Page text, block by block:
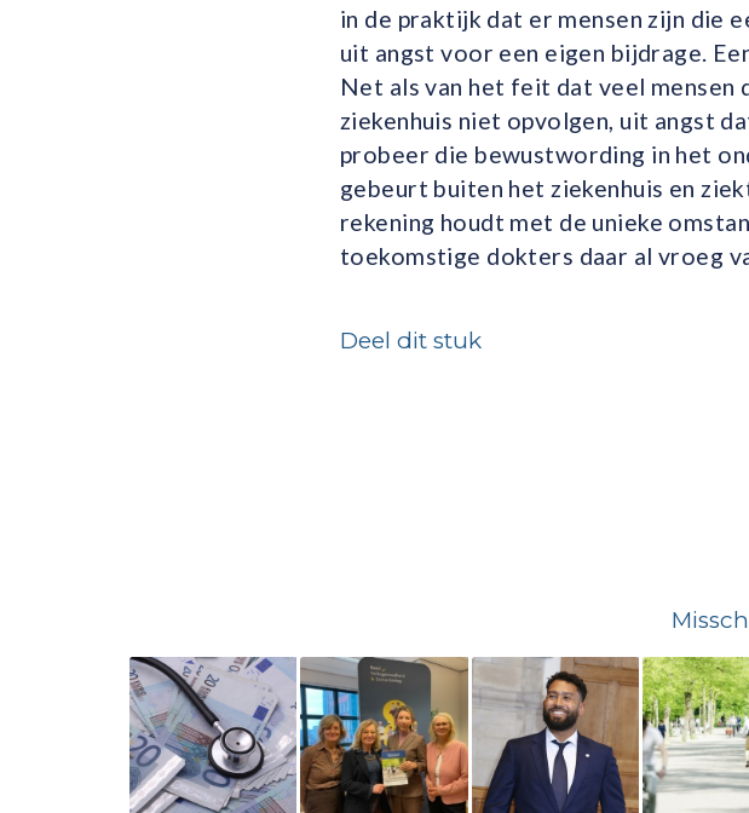
in de praktijk dat er mensen zijn die
uit angst voor een eigen bijdrage.
Net als van het feit dat veel mensen
ziekenhuis niet opvolgen, uit angst
probeer die bewustwording in het
gebeurt buiten het ziekenhuis en
rekening houdt met de unieke
toekomstige dokters daar al vroeg
Deel dit stuk